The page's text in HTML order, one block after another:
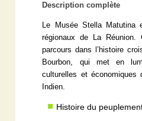
Description complète
Le Musée Stella Matutina
régionaux de La Réunion.
parcours dans l’histoire
Bourbon, qui met en
culturelles et économiques
Indien.
Histoire du